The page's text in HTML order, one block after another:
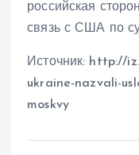
российская
связь с США по
Источник: http://
ukraine-nazvali-
moskvy